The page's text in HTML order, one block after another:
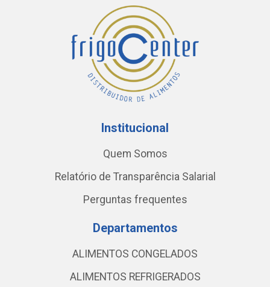
Institucional
Quem Somos
Relatório de Transparência Salarial
Perguntas frequentes
Departamentos
ALIMENTOS CONGELADOS
ALIMENTOS REFRIGERADOS